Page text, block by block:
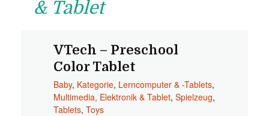
& Tablet
VTech – Preschool
Color Tablet
Baby, Kategorie, Lerncomputer & -Tablets,
Multimedia, Elektronik & Tablet, Spielzeug,
Tablets, Toys